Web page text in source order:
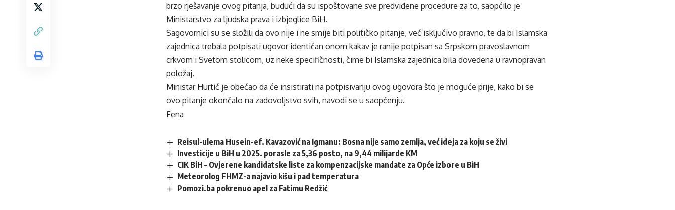
brzo rješavanje ovog pitanja, budući da su ispoštovane sve predviđene procedure za to, saopćilo je
Ministarstvo za ljudska prava i izbjeglice BiH.
Sagovornici su se složili da ovo nije i ne smije biti političko pitanje, već isključivo pravno, te da bi Islamska
zajednica trebala potpisati ugovor identičan onom kakav je ranije potpisan sa Srpskom pravoslavnom
crkvom i Svetom stolicom, uz neke specifičnosti, čime bi Islamska zajednica bila dovedena u ravnopravan
položaj.
Ministar Hurtić je obećao da će insistirati na potpisivanju ovog ugovora što je moguće prije, kako bi se
ovo pitanje okončalo na zadovoljstvo svih, navodi se u saopćenju.
Fena
Reisul-ulema Husein-ef. Kavazović na Igmanu: Bosna nije samo zemlja, već ideja za koju se živi
Investicije u BiH u 2025. porasle za 5,36 posto, na 9,44 milijarde KM
CIK BiH – Ovjerene kandidatske liste za kompenzacijske mandate za Opće izbore u BiH
Meteorolog FHMZ-a najavio kišu i pad temperatura
Pomozi.ba pokrenuo apel za Fatimu Redžić